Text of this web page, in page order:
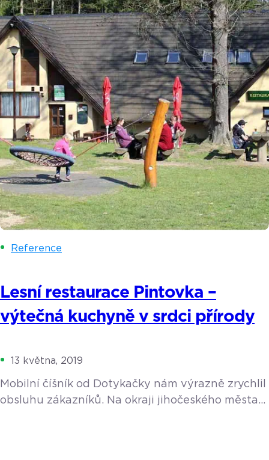
Reference
Lesní restaurace Pintovka –
výtečná kuchyně v srdci přírody
13 května, 2019
Mobilní číšník od Dotykačky nám výrazně zrychlil
obsluhu zákazníků. Na okraji jihočeského města